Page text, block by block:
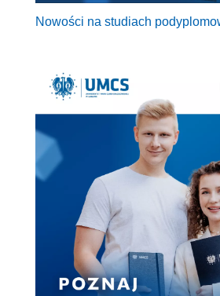
Nowości na studiach